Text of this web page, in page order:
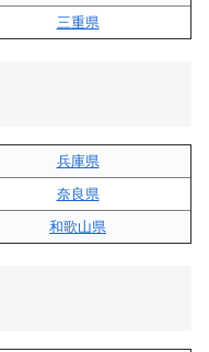
三重県
兵庫県
奈良県
和歌山県